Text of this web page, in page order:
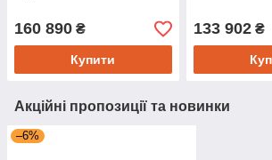
160 890 ₴
Купити
133 902₴
Акційні пропозиції та новинки
–6%